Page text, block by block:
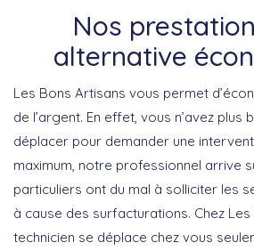
Nos
alternative
Les Bons Artisans vous permet
de l’argent. En effet, vous n’avez plus
déplacer pour demander une
maximum, notre professionnel arrive
particuliers ont du mal à solliciter les
à cause des surfacturations. Chez
technicien se déplace chez vous